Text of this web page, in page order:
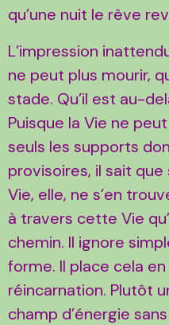
qu’une nuit le rêve
L’impression
ne peut plus mourir,
stade. Qu’il est au-
Puisque la Vie ne
seuls les supports
provisoires, il sait que
Vie, elle, ne s’en
à travers cette Vie
chemin. Il ignore
forme. Il place cela
réincarnation. Plutôt
champ d’énergie